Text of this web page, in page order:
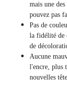
mais une
pouvez pas
Pas de
la fidélité de
de
Aucune
l'encre, plus
nouvelles